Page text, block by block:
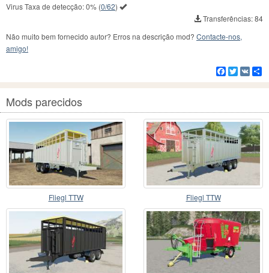
Virus Taxa de detecção:0% (0/62)
Transferências: 84
Não muito bem fornecido autor? Erros na descrição mod? Contacte-nos,
amigo!
Facebook
Twitter
VK
Mods parecidos
Fliegl TTW Fliegl TTW